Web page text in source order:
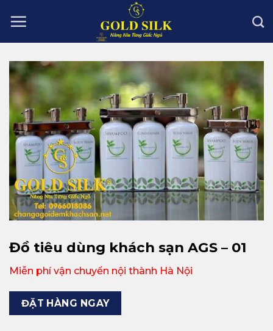
Đồ tiêu dùng khách sạn AGS – 01
Miễn phí vận chuyển nội thành Hà Nội
ĐẶT HÀNG NGAY